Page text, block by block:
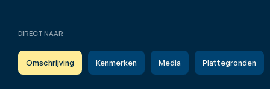
DIRECT NAAR
Omschrijving Kenmerken Media Plattegronden